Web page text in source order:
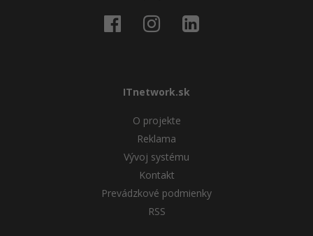
ITnetwork.sk
O projekte
Reklama
Vývoj systému
Kontakt
Prevádzkové podmienky
RSS